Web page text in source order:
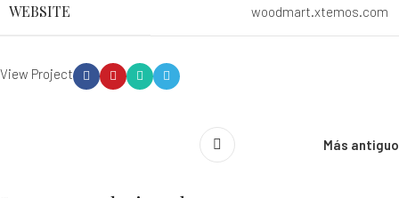
WEBSITE woodmart.xtemos.com
View Project
Más antiguo